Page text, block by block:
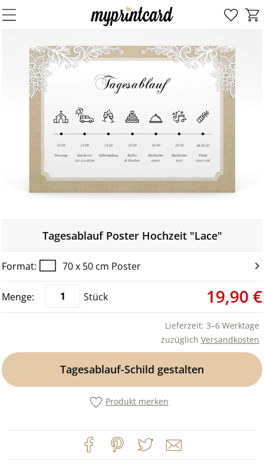
Tagesablauf Poster Hochzeit "Lace"
70 x 50 cm Poster
Stück 19,90 €
Lieferzeit: 3–6 Werktage
zuzüglich Versandkosten
Tagesablauf-Schild gestalten
Produkt merken